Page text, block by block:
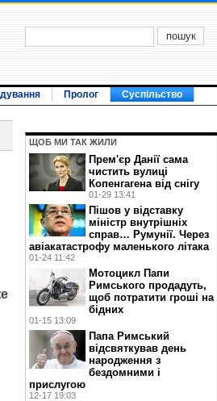
Пролог Суспільство
ЩОБ МИ ТАК ЖИЛИ
Прем'єр Данії сама
чистить вулиці
Копенгагена від снігу
01-29 13:41
Пішов у відставку
міністр внутрішніх
справ… Румунії. Через
авіакатастрофу маленького літака
01-24 11:42
Мотоцикл Папи
Римського продадуть,
щоб потратити гроші на
бідних
01-15 13:09
Папа Римський
відсвяткував день
народження з
бездомними і
прислугою
12-17 19:03